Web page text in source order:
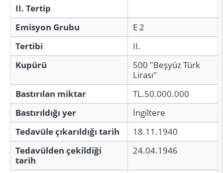
II. Tertip
Emisyon Grubu
E 2
Tertibi
II.
Kupürü
500 "Beşyüz Türk
Lirası"
Bastırılan miktar
TL.50.000.000
Bastırıldığı yer
İngiltere
Tedavüle çıkarıldığı tarih
18.11.1940
Tedavülden çekildiği
tarih
24.04.1946